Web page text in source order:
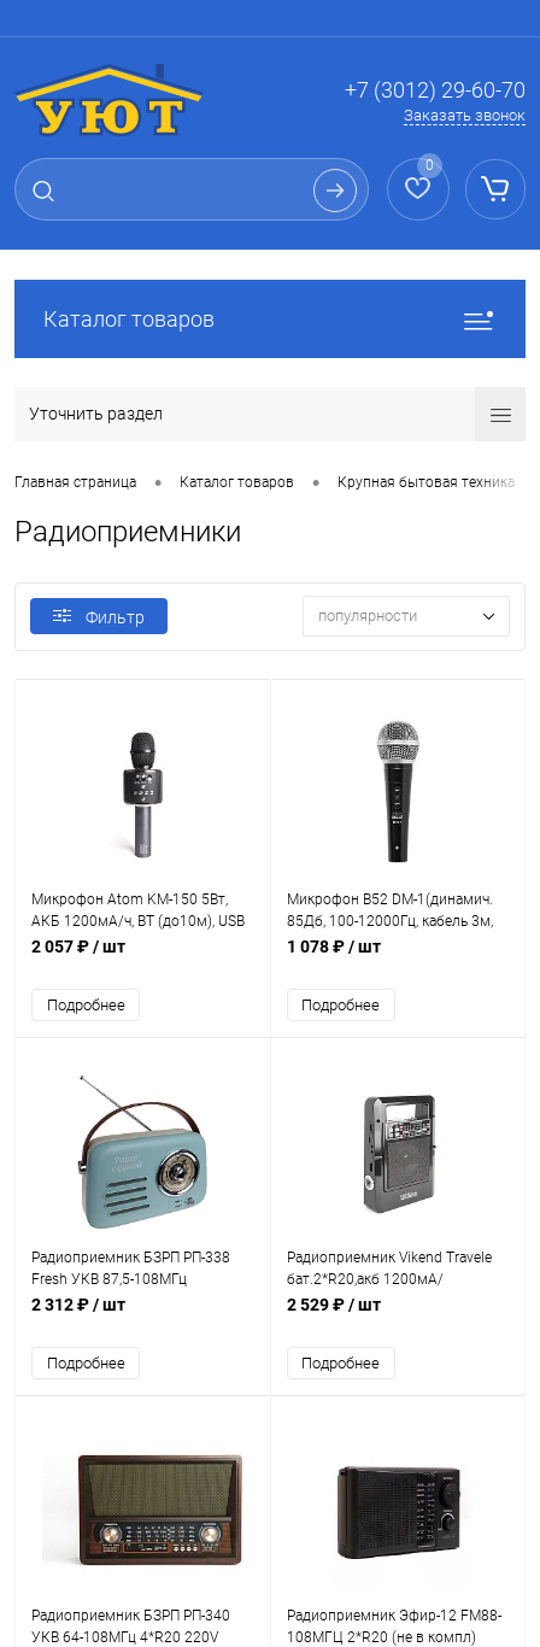
+7 (3012) 29-60-70
Заказать звонок
0
Каталог товаров
Уточнить раздел
Главная страница • Каталог товаров • Крупная бытовая техника
Радиоприемники
Фильтр популярности
Микрофон Atom KM-150 5Вт,
АКБ 1200мА/ч, BT (до10м), USB
(караоке)
2 057 ₽/ шт
Подробнее
Микрофон B52 DM-1(динамич.
85Дб, 100-12000Гц, кабель 3м,
jack 6,3мм)
1 078 ₽/ шт
Подробнее
Радиоприемник БЗРП РП-338
Fresh УКВ 87,5-108МГц
DC5B,акб,BT/USB/AUX голубой
2 312 ₽/ шт
Подробнее
Радиоприемник Vikend Travele
бат.2*R20,акб 1200мА/
ч,USB/TF,солн.бат.
2 529 ₽/ шт
Подробнее
Радиоприемник БЗРП РП-340
УКВ 64-108МГц 4*R20 220V
Радиоприемник Эфир-12 FM88-
108МГЦ 2*R20 (не в компл)